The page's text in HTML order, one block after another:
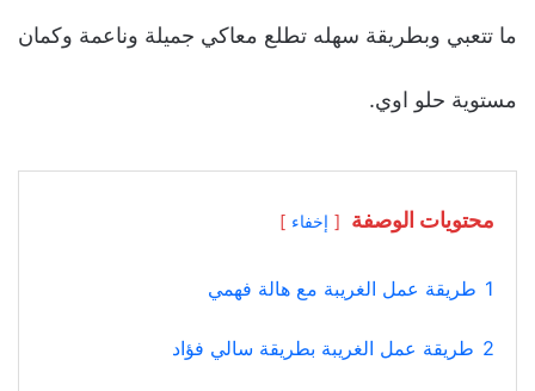
ما تتعبي وبطريقة سهله تطلع معاكي جميلة وناعمة وكمان
مستوية حلو اوي.
محتويات الوصفة إخفاء
1 طريقة عمل الغريبة مع هالة فهمي
2 طريقة عمل الغريبة بطريقة سالي فؤاد